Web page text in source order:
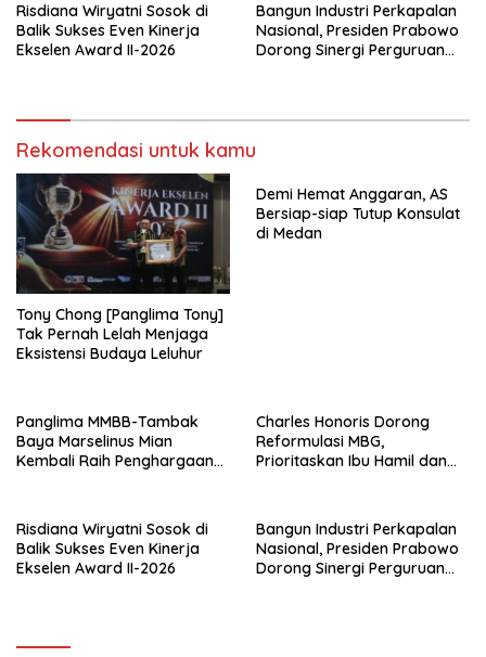
Risdiana Wiryatni Sosok di
Balik Sukses Even Kinerja
Ekselen Award II-2026
Bangun Industri Perkapalan
Nasional, Presiden Prabowo
Dorong Sinergi Perguruan
Rekomendasi untuk kamu
Tony Chong [Panglima Tony]
Tak Pernah Lelah Menjaga
Eksistensi Budaya Leluhur
Demi Hemat Anggaran, AS
Bersiap-siap Tutup Konsulat
di Medan
Panglima MMBB-Tambak
Baya Marselinus Mian
Kembali Raih Penghargaan
Charles Honoris Dorong
Reformulasi MBG,
Prioritaskan Ibu Hamil dan
Risdiana Wiryatni Sosok di
Balik Sukses Even Kinerja
Ekselen Award II-2026
Bangun Industri Perkapalan
Nasional, Presiden Prabowo
Dorong Sinergi Perguruan